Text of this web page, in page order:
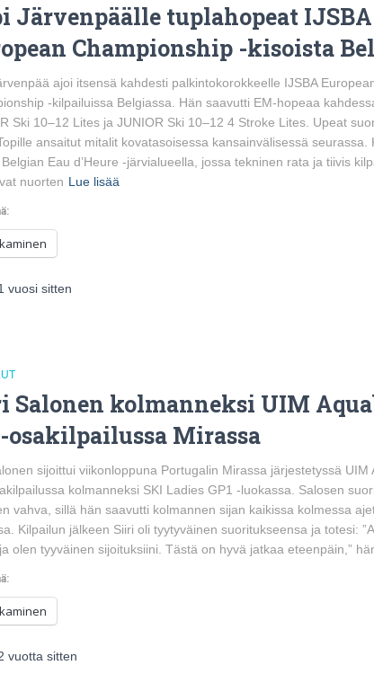
Järvenpäälle tuplahopeat IJSBA
Championship -kisoista
ajoi itsensä kahdesti palkintokorokkeelle IJSBA
-kilpailuissa Belgiassa. Hän saavutti EM-hopeaa
Ski 10–12 Lites ja JUNIOR Ski 10–12 4 Stroke Lites. Upeat
ansaitut mitalit kovatasoisessa kansainvälisessä seurassa.
Eau d’Heure -järvialueella, jossa tekninen rata ja tiivis
nuorten Lue lisää
vuosisitten
Salonen kolmanneksi UIM
osakilpailussa Mirassa
sijoittui viikonloppuna Portugalin Mirassa järjestetyssä UIM
kolmanneksi SKI Ladies GP1 -luokassa. Salosen
vahva, sillä hän saavutti kolmannen sijan kaikissa kolmessa
Kilpailun jälkeen Siiri oli tyytyväinen suoritukseensa ja totesi:
olen tyyväinen sijoituksiini. Tästä on hyvä jatkaa eteenpäin,”
vuotta sitten